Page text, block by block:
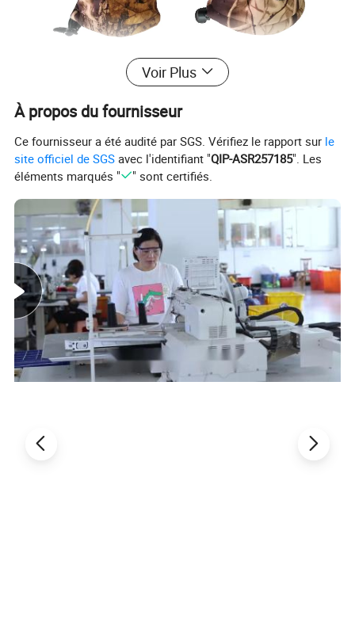
Voir Plus
À propos du fournisseur
Ce fournisseur a été audité par SGS. Vérifiez le rapport sur le
site officiel de SGS avec l'identifiant "QIP-ASR257185". Les
éléments marqués "
" sont certifiés.